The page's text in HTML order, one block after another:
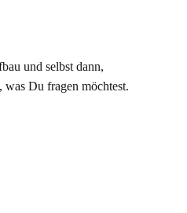
und selbst dann,
Du fragen möchtest.